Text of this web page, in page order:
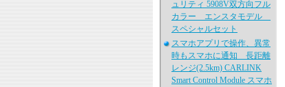
ュリティ 5908V双方向フル
カラー エンスタモデル
スペシャルセット
スマホアプリで操作、異常
時もスマホに通知 長距離
レンジ(2.5km) CARLINK
Smart Control Module スマホ